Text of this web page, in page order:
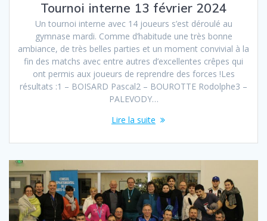
Tournoi interne 13 février 2024
Un tournoi interne avec 14 joueurs s’est déroulé au
gymnase mardi. Comme d’habitude une très bonne
ambiance, de très belles parties et un moment convivial à la
fin des matchs avec entre autres d’excellentes crêpes qui
ont permis aux joueurs de reprendre des forces !Les
résultats :1 – BOISARD Pascal2 – BOUROTTE Rodolphe3 –
PALEVODY…
Lire la suite